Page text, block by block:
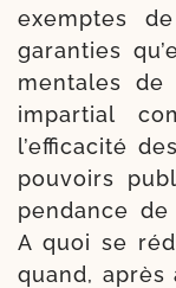
exemptes
garan­ties
men­tales de
impar­tial
l’efficacité
pou­voirs
pen­dance
A quoi se
quand,